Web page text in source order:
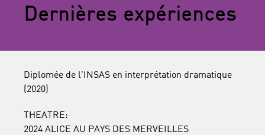
Dernières expériences
Diplomée de l'INSAS en interprétation dramatique
(2020)
THEATRE:
2024 ALICE AU PAYS DES MERVEILLES